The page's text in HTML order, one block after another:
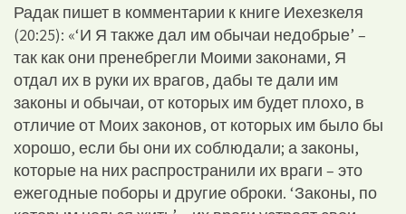
Радак пишет в комментарии к книге Иехезкеля
(20:25): «‘И Я также дал им обычаи недобрые’ –
так как они пренебрегли Моими законами, Я
отдал их в руки их врагов, дабы те дали им
законы и обычаи, от которых им будет плохо, в
отличие от Моих законов, от которых им было бы
хорошо, если бы они их соблюдали; а законы,
которые на них распространили их враги – это
ежегодные поборы и другие оброки. ‘Законы, по